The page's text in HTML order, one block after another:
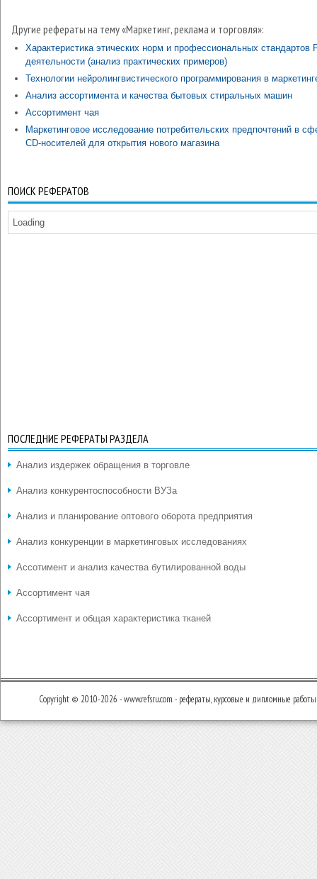
Другие рефераты на тему «Маркетинг, реклама и торговля»:
Характеристика этических норм и профессиональных стандартов
деятельности (анализ практических примеров)
Технологии нейролингвистического программирования в
Анализ ассортимента и качества бытовых стиральных машин
Ассортимент чая
Маркетинговое исследование потребительских предпочтений в
СD-носителей для открытия нового магазина
ПОИСК РЕФЕРАТОВ
Loading
ПОСЛЕДНИЕ РЕФЕРАТЫ РАЗДЕЛА
Анализ издержек обращения в торговле
Анализ конкурентоспособности ВУЗа
Анализ и планирование оптового оборота предприятия
Анализ конкуренции в маркетинговых исследованиях
Ассотимент и анализ качества бутилированной воды
Ассортимент чая
Ассортимент и общая характеристика тканей
Copyright © 2010-2026 - www.refsru.com - рефераты, курсовые и дипломные работы